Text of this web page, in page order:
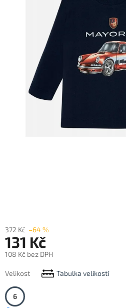
372 Kč –64 %
131 Kč
108 Kč bez DPH
cena:
Velikost Tabulka velikostí
6